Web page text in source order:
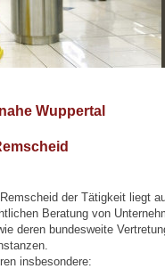
Wuppertal
der Tätigkeit liegt
Beratung von
deren bundesweite
insbesondere: